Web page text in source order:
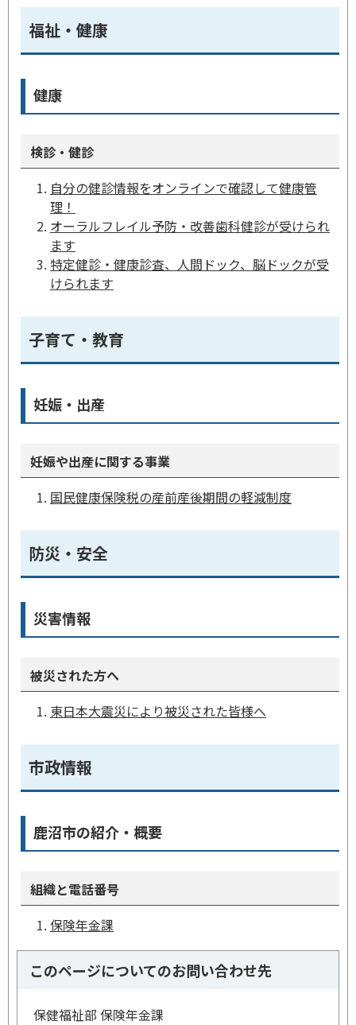
福祉・健康
健康
検診・健診
自分の健診情報をオンラインで確認して健康管
理！
オーラルフレイル予防・改善歯科健診が受けられ
ます
特定健診・健康診査、人間ドック、脳ドックが受
けられます
子育て・教育
妊娠・出産
妊娠や出産に関する事業
国民健康保険税の産前産後期間の軽減制度
防災・安全
災害情報
被災された方へ
東日本大震災により被災された皆様へ
市政情報
鹿沼市の紹介・概要
組織と電話番号
保険年金課
このページについてのお問い合わせ先
保健福祉部 保険年金課